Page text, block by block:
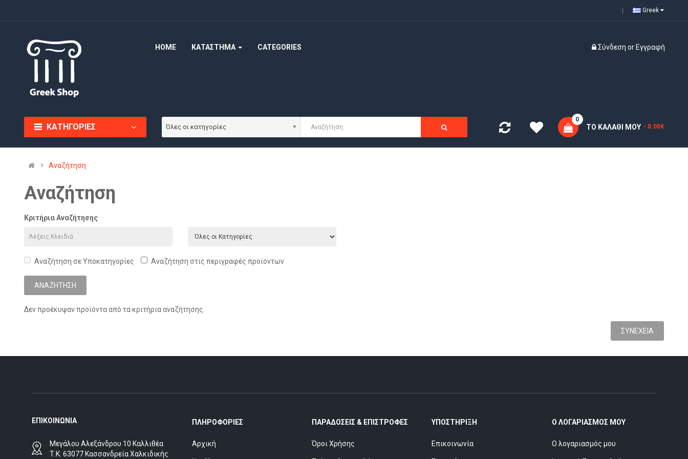
Greek
HOME ΚΑΤΑΣΤΗΜΑ CATEGORIES Σύνδεση or Εγγραφή
ΚΑΤΗΓΟΡΙΕΣ Όλες οι κατηγορίες ΤΟ ΚΑΛΆΘΙ ΜΟΥ
0
- 0.00€
Αναζήτηση
Αναζήτηση
Κριτήρια Αναζήτησης
Αναζήτηση σε Υποκατηγορίες Αναζήτηση στις περιγραφές προϊόντων
Δεν προέκυψαν προϊόντα από τα κριτήρια αναζήτησης.
ΣΥΝΈΧΕΙΑ
ΕΠΙΚΟΙΝΩΝΊΑ
Μεγάλου Αλεξάνδρου 10 Καλλιθέα
Τ.Κ. 63077 Κασσανδρεία Χαλκιδικής
ΠΛΗΡΟΦΟΡΊΕΣ
Αρχική
ΠΑΡΑΔΌΣΕΙΣ & ΕΠΙΣΤΡΟΦΈΣ
Όροι Χρήσης
ΥΠΟΣΤΉΡΙΞΗ
Επικοινωνία
Ο ΛΟΓΑΡΙΑΣΜΌΣ ΜΟΥ
Ο λογαριασμός μου